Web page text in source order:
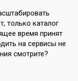
только каталог
время принят
на сервисы не
смотрите?